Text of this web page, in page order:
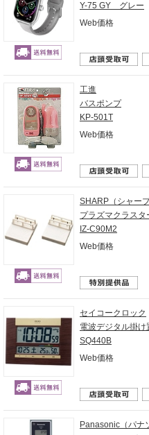
Y-75 GY グレー
Web価格
工進
バスポンプ
KP-501T
Web価格
SHARP（シャープ
プラズマクラスタ
IZ-C90M2
Web価格
セイコークロック
電波デジタル掛け
SQ440B
Web価格
Panasonic（パナ